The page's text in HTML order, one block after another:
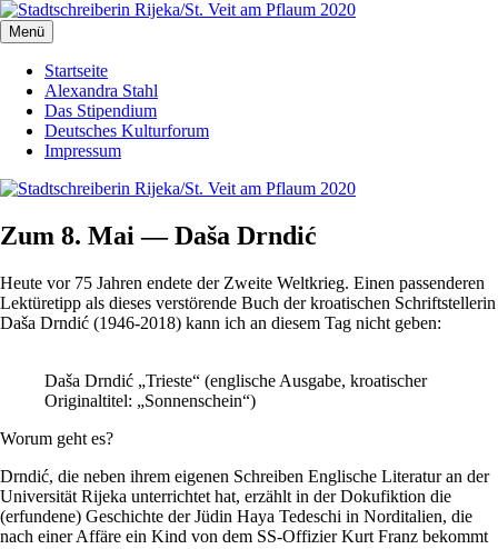
Zum
Inhalt
springen
Stadtschreiberin Rijeka/St. Veit am Pflaum 2020
Die Journalistin Alexandra Stahl berichtet aus der Europäischen
Kulturhauptstadt 2020
Menü
Startseite
Alexandra Stahl
Das Stipendium
Deutsches Kulturforum
Impressum
Zum 8. Mai — Daša Drndić
Heute vor 75 Jahren endete der Zweite Weltkrieg. Einen passenderen
Lektüretipp als dieses verstörende Buch der kroatischen Schriftstellerin
Daša Drndić (1946-2018) kann ich an diesem Tag nicht geben:
Daša Drndić „Trieste“ (englische Ausgabe, kroatischer
Originaltitel: „Sonnenschein“)
Worum geht es?
Drndić, die neben ihrem eigenen Schreiben Englische Literatur an der
Universität Rijeka unterrichtet hat, erzählt in der Dokufiktion die
(erfundene) Geschichte der Jüdin Haya Tedeschi in Norditalien, die
nach einer Affäre ein Kind von dem SS-Offizier Kurt Franz bekommt